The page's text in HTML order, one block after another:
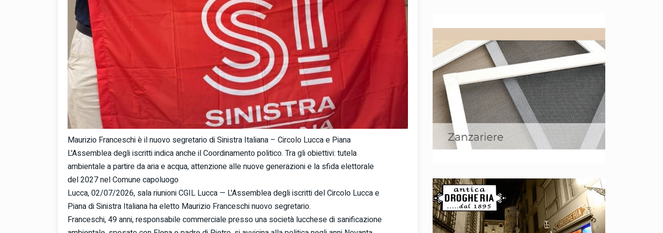
Maurizio Franceschi è il nuovo segretario di Sinistra Italiana – Circolo Lucca e Piana
L'Assemblea degli iscritti indica anche il Coordinamento politico. Tra gli obiettivi: tutela
ambientale a partire da aria e acqua, attenzione alle nuove generazioni e la sfida elettorale
del 2027 nel Comune capoluogo
Lucca, 02/07/2026, sala riunioni CGIL Lucca — L'Assemblea degli iscritti del Circolo Lucca e
Piana di Sinistra Italiana ha eletto Maurizio Franceschi nuovo segretario.
Franceschi, 49 anni, responsabile commerciale presso una società lucchese di sanificazione